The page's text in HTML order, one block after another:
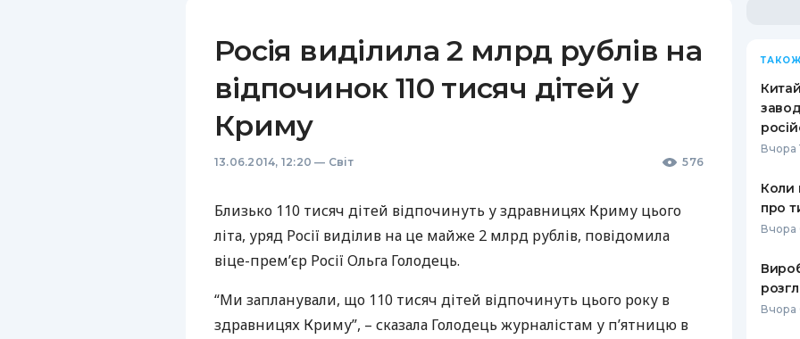
Росія виділила 2 млрд рублів на
відпочинок 110 тисяч дітей у
Криму
13.06.2014, 12:20 — Світ 576
Близько 110 тисяч дітей відпочинуть у здравницях Криму цього
літа, уряд Росії виділив на це майже 2 млрд рублів, повідомила
віце-прем’єр Росії Ольга Голодець.
“Ми запланували, що 110 тисяч дітей відпочинуть цього року в
здравницях Криму”, – сказала Голодець журналістам у п’ятницю в
Вчора
Коли
про
Вчора
Вчора